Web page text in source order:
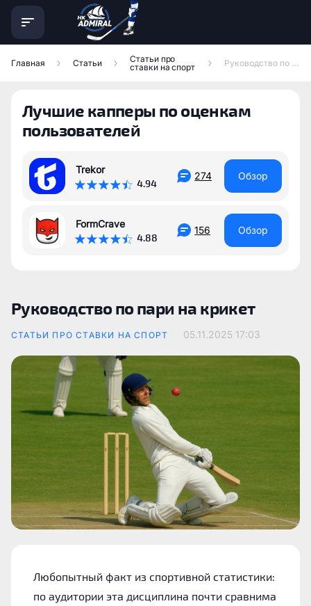
Главная Статьи
Статьи про
ставки на спорт
Руководство по пари на крикет
Лучшие капперы по оценкам
пользователей
Trekor
4.94
274 Обзор
FormCrave
4.88
156 Обзор
Руководство по пари на крикет
СТАТЬИ ПРО СТАВКИ НА СПОРТ 05.11.2025 17:03
Любопытный факт из спортивной статистики:
по аудитории эта дисциплина почти сравнима